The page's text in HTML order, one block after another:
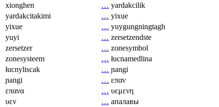
xionghen
… yardakcilik
yardakcitakimi
… yixue
yixue
… yuygungningtagh
yuyi
… zersetzendste
zersetzer
… zonesymbol
zonesysteem
… łucnamedlina
łucnyliscak
… ɲangi
ɲangi
… επαν
επανα
… υεμενη
υεν
… апалавы